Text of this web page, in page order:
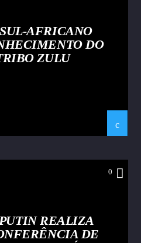
AFRICANO
DO
ZULU
0
REALIZA
DE